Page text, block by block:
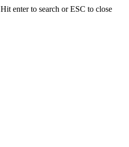
Hit enter to search or ESC to close